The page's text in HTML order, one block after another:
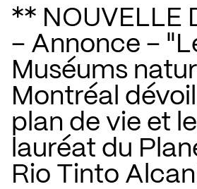
** NOUVELLE
– Annonce –
Muséums
Montréal
plan de vie et
lauréat du
Rio Tinto